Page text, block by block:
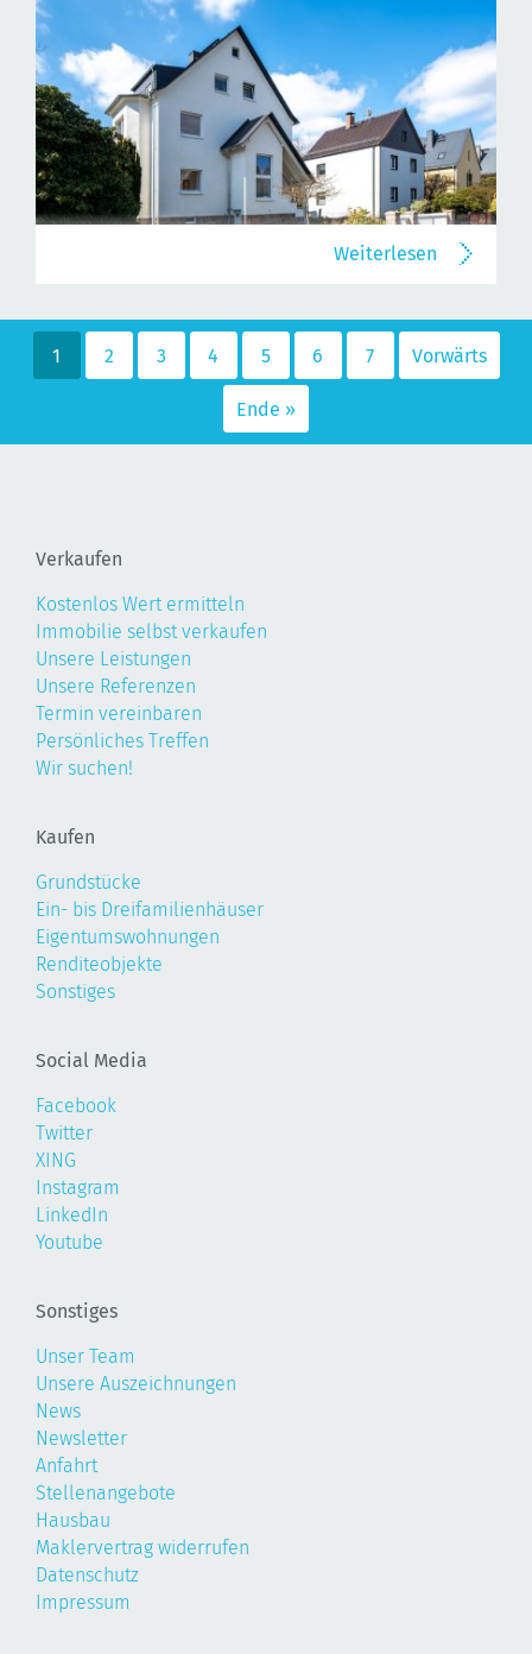
Weiterlesen
1 2 3 4 5 6 7 Vorwärts
Ende »
Verkaufen
Kostenlos Wert ermitteln
Immobilie selbst verkaufen
Unsere Leistungen
Unsere Referenzen
Termin vereinbaren
Persönliches Treffen
Wir suchen!
Kaufen
Grundstücke
Ein- bis Dreifamilienhäuser
Eigentumswohnungen
Renditeobjekte
Sonstiges
Social Media
Facebook
Twitter
XING
Instagram
LinkedIn
Youtube
Sonstiges
Unser Team
Unsere Auszeichnungen
News
Newsletter
Anfahrt
Stellenangebote
Hausbau
Maklervertrag widerrufen
Datenschutz
Impressum